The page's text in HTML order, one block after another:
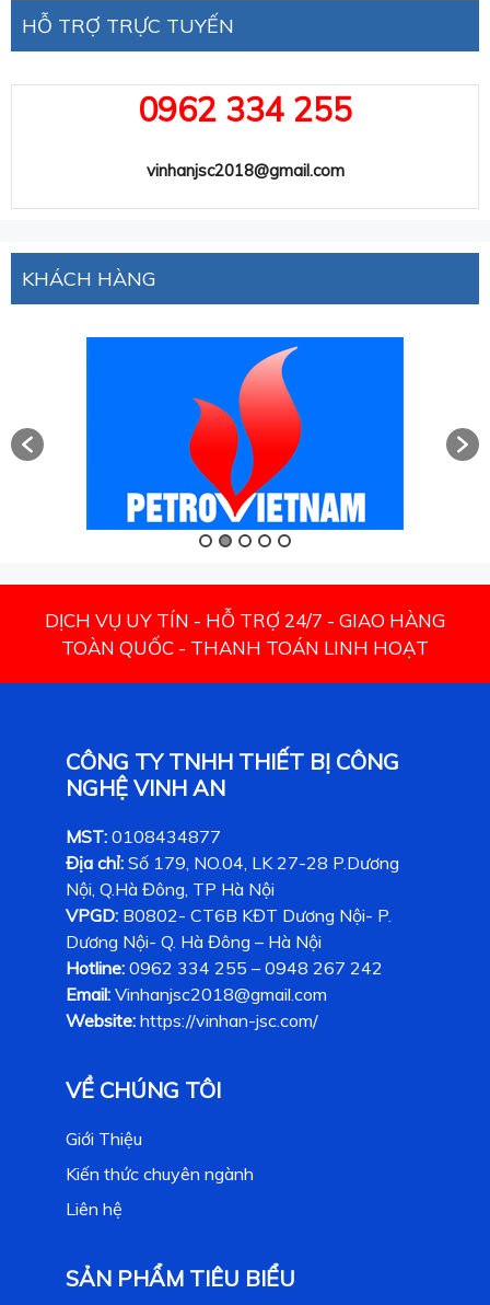
HỖ TRỢ TRỰC TUYẾN
0962 334 255
vinhanjsc2018@gmail.com
KHÁCH HÀNG
DỊCH VỤ UY TÍN - HỖ TRỢ 24/7 - GIAO HÀNG
TOÀN QUỐC - THANH TOÁN LINH HOẠT
CÔNG TY TNHH THIẾT BỊ CÔNG
NGHỆ VINH AN
MST: 0108434877
Địa chỉ: Số 179, NO.04, LK 27-28 P.Dương
Nội, Q.Hà Đông, TP Hà Nội
VPGD: B0802- CT6B KĐT Dương Nội- P.
Dương Nội- Q. Hà Đông – Hà Nội
Hotline: 0962 334 255 – 0948 267 242
Email: Vinhanjsc2018@gmail.com
Website: https://vinhan-jsc.com/
VỀ CHÚNG TÔI
Giới Thiệu
Kiến thức chuyên ngành
Liên hệ
SẢN PHẨM TIÊU BIỂU